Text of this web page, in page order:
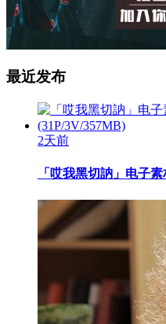
最近发布
2天前
「哎我黑切訥」电子